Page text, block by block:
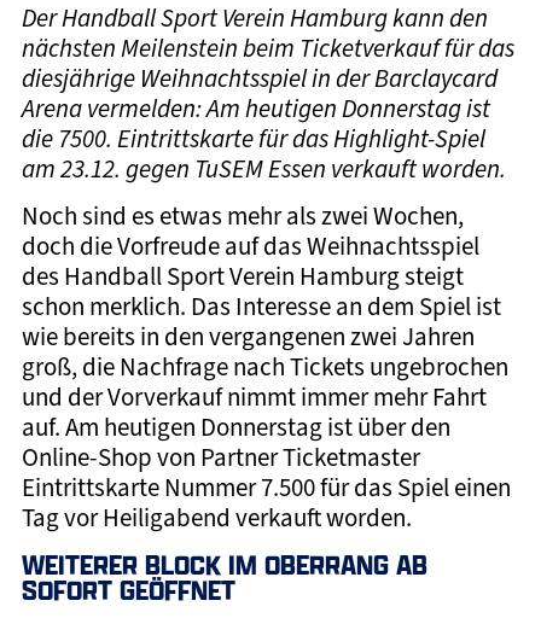
Der Handball Sport Verein Hamburg kann den
nächsten Meilenstein beim Ticketverkauf für das
diesjährige Weihnachtsspiel in der Barclaycard
Arena vermelden: Am heutigen Donnerstag ist
die 7500. Eintrittskarte für das Highlight-Spiel
am 23.12. gegen TuSEM Essen verkauft worden.
Noch sind es etwas mehr als zwei Wochen,
doch die Vorfreude auf das Weihnachtsspiel
des Handball Sport Verein Hamburg steigt
schon merklich. Das Interesse an dem Spiel ist
wie bereits in den vergangenen zwei Jahren
groß, die Nachfrage nach Tickets ungebrochen
und der Vorverkauf nimmt immer mehr Fahrt
auf. Am heutigen Donnerstag ist über den
Online-Shop von Partner Ticketmaster
Eintrittskarte Nummer 7.500 für das Spiel einen
Tag vor Heiligabend verkauft worden.
WEITERER BLOCK IM OBERRANG AB
SOFORT GEÖFFNET